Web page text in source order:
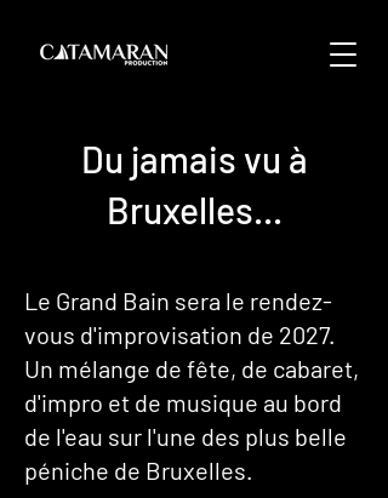
Du jamais vu à
Bruxelles...
Le Grand Bain sera le rendez-
vous d'improvisation de 2027.
Un mélange de fête, de cabaret,
d'impro et de musique au bord
de l'eau sur l'une des plus belle
péniche de Bruxelles.